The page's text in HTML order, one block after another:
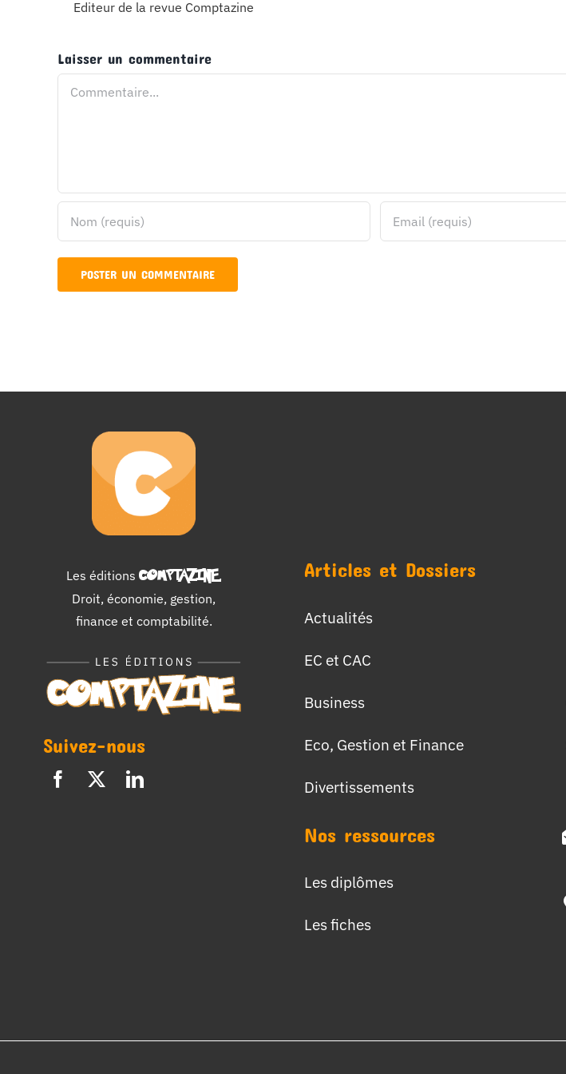
Editeur de la revue Comptazine
Laisser un commentaire
Commentaire
Les éditions COMPTAZINE.
Droit, économie, gestion,
finance et comptabilité.
Suivez-nous
Articles et Dossiers
Actualités
EC et CAC
Business
Eco, Gestion et Finance
Divertissements
Nos ressources
Les diplômes
Les fiches